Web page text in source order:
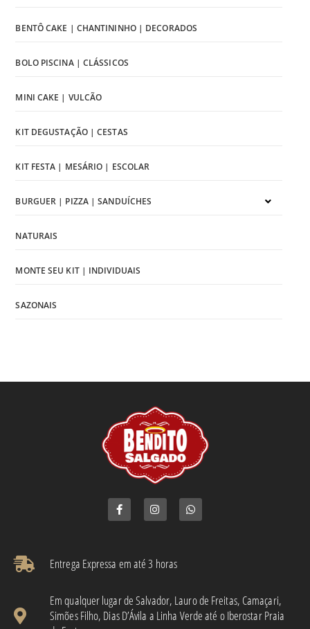
BENTÔ CAKE | CHANTININHO | DECORADOS
BOLO PISCINA | CLÁSSICOS
MINI CAKE | VULCÃO
KIT DEGUSTAÇÃO | CESTAS
KIT FESTA | MESÁRIO | ESCOLAR
BURGUER | PIZZA | SANDUÍCHES
NATURAIS
MONTE SEU KIT | INDIVIDUAIS
SAZONAIS
Entrega Expressa em até 3 horas​
Em qualquer lugar de Salvador, Lauro de Freitas, Camaçari,
Simões Filho, Dias D’Ávila a Linha Verde até o Iberostar Praia